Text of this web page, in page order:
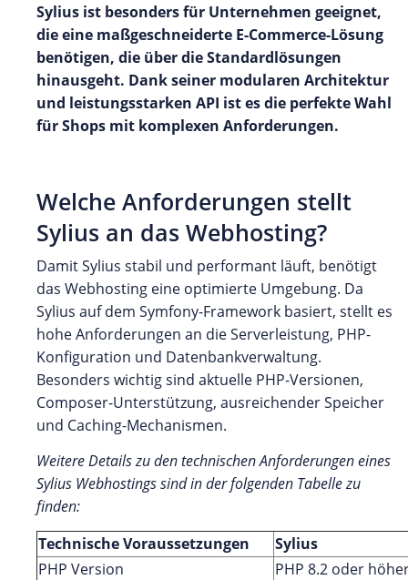
Sylius ist besonders für Unternehmen geeignet,
die eine maßgeschneiderte E-Commerce-Lösung
benötigen, die über die Standardlösungen
hinausgeht. Dank seiner modularen Architektur
und leistungsstarken API ist es die perfekte Wahl
für Shops mit komplexen Anforderungen.
Welche Anforderungen stellt
Sylius an das Webhosting?
Damit Sylius stabil und performant läuft, benötigt
das Webhosting eine optimierte Umgebung. Da
Sylius auf dem Symfony-Framework basiert, stellt es
hohe Anforderungen an die Serverleistung, PHP-
Konfiguration und Datenbankverwaltung.
Besonders wichtig sind aktuelle PHP-Versionen,
Composer-Unterstützung, ausreichender Speicher
und Caching-Mechanismen.
Weitere Details zu den technischen Anforderungen eines
Sylius Webhostings sind in der folgenden Tabelle zu
finden:
Technische Voraussetzungen
Sylius
PHP Version
PHP 8.2 oder